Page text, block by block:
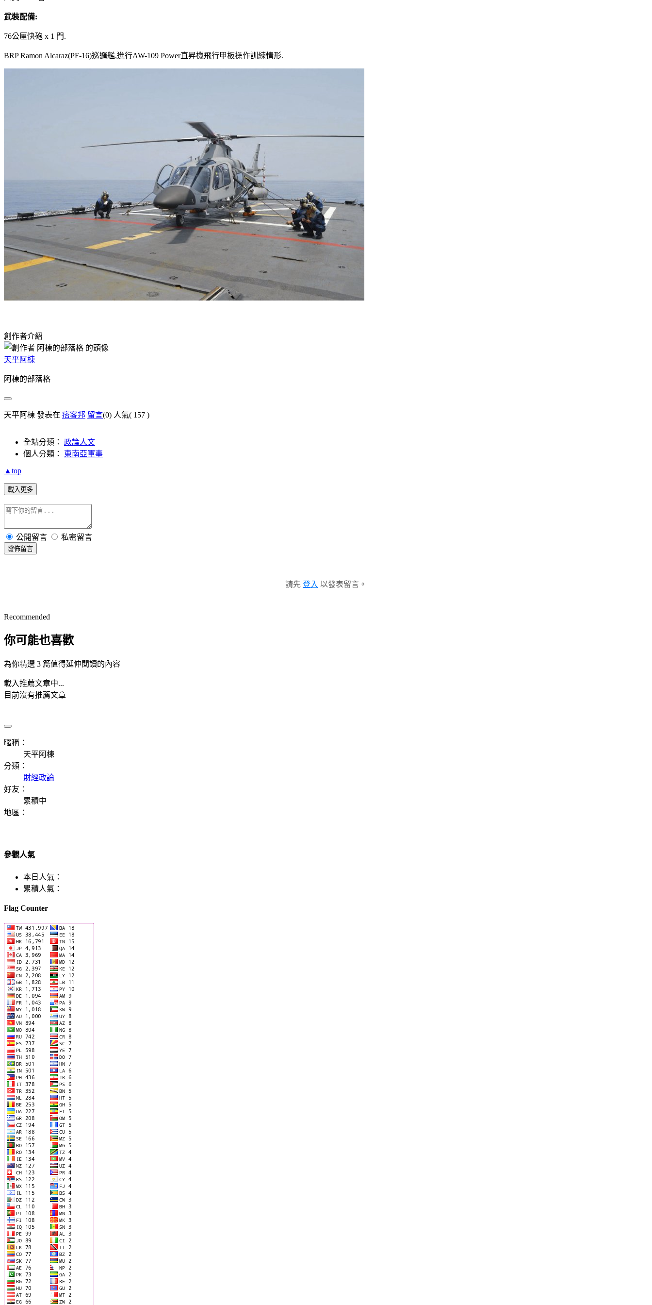
武裝配備:
76公厘快砲 x 1 門.
BRP Ramon Alcaraz(PF-16)巡邏艦,進行AW-109 Power直昇機飛行甲板操作訓練情形.
創作者介紹
天平阿棟
阿棟的部落格
天平阿棟 發表在 痞客邦 留言(0) 人氣( 157 )
全站分類： 政論人文
個人分類： 東南亞軍事
▲top
載入更多
公開留言 私密留言
發佈留言
請先 登入 以發表留言。
Recommended
你可能也喜歡
為你精選 3 篇值得延伸閱讀的內容
載入推薦文章中...
目前沒有推薦文章
暱稱：
天平阿棟
分類：
財經政論
好友：
累積中
地區：
參觀人氣
本日人氣：
累積人氣：
Flag Counter